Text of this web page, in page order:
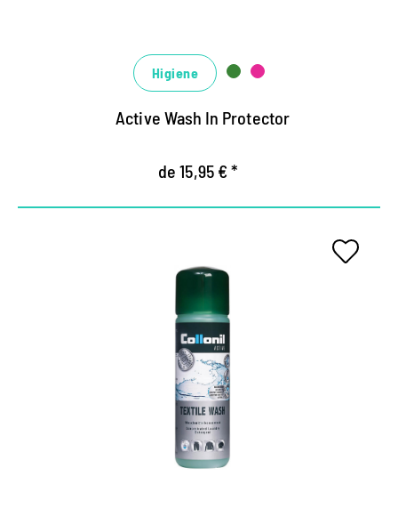
Higiene
Active Wash In Protector
de 15,95 € *
Detergente especial activo,
altamente efectivo.
Para el aire libre, de ocio y seguridad ocupacional.
Es perfecto para todos los textiles de función,
cáscara blanda y materiales de vellón.